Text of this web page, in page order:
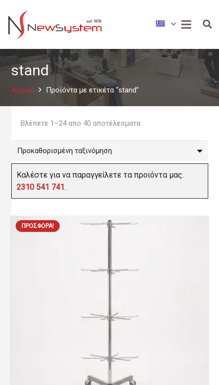
stand
Αρχική Προϊόντα με ετικέτα “stand”
Βλέπετε 1–24 απο 40 αποτέλεσματα
Καλέστε για να παραγγείλετε τα προιόντα μας.
2310 541 741.
ΠΡΟΣΦΟΡΆ!